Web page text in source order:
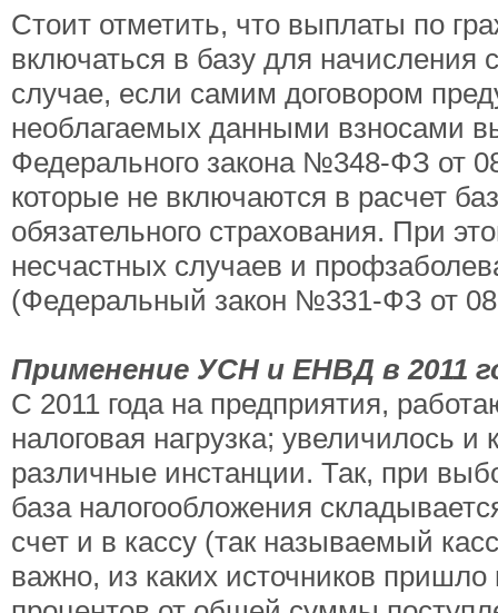
Стоит отметить, что выплаты по
включаться в базу для начисления
случае, если самим договором
необлагаемых данными взносами
Федерального закона №348-ФЗ от
которые не включаются в расчет
обязательного страхования. При
несчастных случаев и
(Федеральный закон №331-ФЗ от
Применение УСН и ЕНВД в 2011
С 2011 года на предприятия,
налоговая нагрузка; увеличилось
различные инстанции. Так, при
база налогообложения
счет и в кассу (так называемый
важно, из каких источников